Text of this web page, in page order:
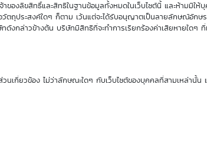
งลิขสิทธิ์และสิทธิในฐานข้อมูลทั้งหมดในเว็บไซต์นี้ และห้ามมิให้บุ
ตถุประสงค์ใดๆ ก็ตาม เว้นแต่จะได้รับอนุญาตเป็นลายลักษณ์อักษ
กล่าวข้างต้น บริษัทมีสิทธิที่จะทำการเรียกร้องค่าเสียหายใดๆ
นเกี่ยวข้อง ไม่ว่าลักษณะใดๆ กับเว็บไซต์ของบุคคลที่สามเหล่านั้น
อง STGT01C2610A